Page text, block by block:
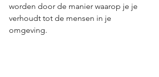
worden door de manier waarop je je
verhoudt tot de mensen in je
omgeving.